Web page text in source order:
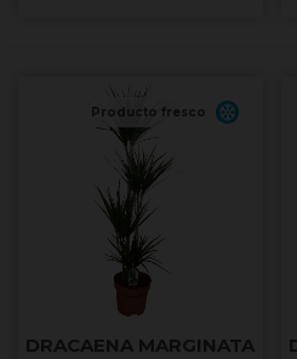
Producto fresco
DRACAENA MARGINATA